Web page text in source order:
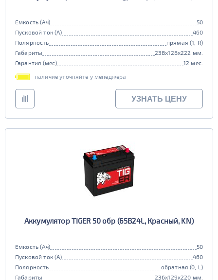
Емкость (Ач)
50
Пусковой ток (А)
460
Полярность
прямая (1, R)
Габариты
238x128x222 мм.
Гарантия (мес)
12 мес.
наличие уточняйте у менеджера
УЗНАТЬ ЦЕНУ
Аккумулятор TIGER 50 обр (65B24L, Красный, KN)
Емкость (Ач)
50
Пусковой ток (А)
460
Полярность
обратная (0, L)
Габариты
236x129x220 мм.